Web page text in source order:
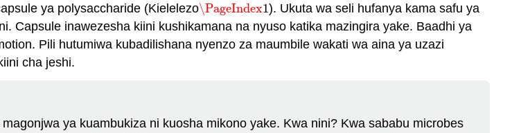
ya polysaccharide (Kielelezo\PageIndex1
\PageIndex1). Ukuta wa seli hufanya kama safu ya
Capsule inawezesha kiini kushikamana na nyuso katika mazingira yake. Baadhi ya
Pili hutumiwa kubadilishana nyenzo za maumbile wakati wa aina ya uzazi
cha jeshi.
ya kuambukiza ni kuosha mikono yake. Kwa nini? Kwa sababu microbes